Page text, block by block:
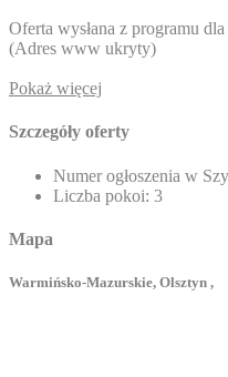
Oferta wysłana z programu
(Adres www ukryty)
Pokaż więcej
Szczegóły oferty
Numer ogłoszenia w
Liczba pokoi: 3
Mapa
Warmińsko-Mazurskie, Olsztyn ,